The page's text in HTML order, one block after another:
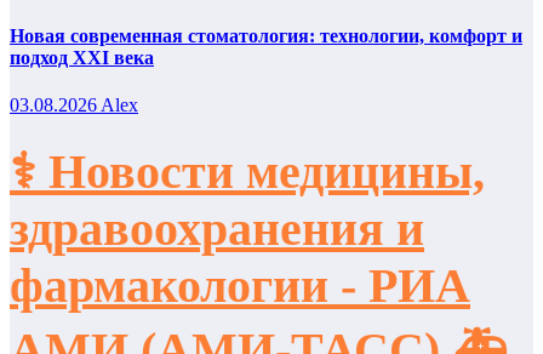
Новая современная стоматология: технологии, комфорт и
подход XXI века
03.08.2026Alex
⚕️ Новости медицины,
здравоохранения и
фармакологии - РИА